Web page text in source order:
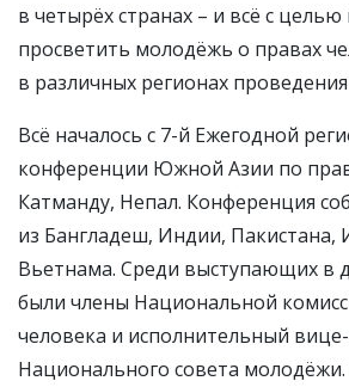
в четырёх странах – и всё с
просветить молодёжь о правах
в различных регионах
Всё началось с 7-й Ежегодной
конференции Южной Азии по
Катманду, Непал. Конференция
из Бангладеш, Индии, Пакистана,
Вьетнама. Среди выступающих в
были члены Национальной
человека и исполнительный
Национального совета